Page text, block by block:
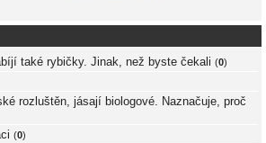
také rybičky. Jinak, než byste čekali (0)
rozluštěn, jásají biologové. Naznačuje, proč
(0)